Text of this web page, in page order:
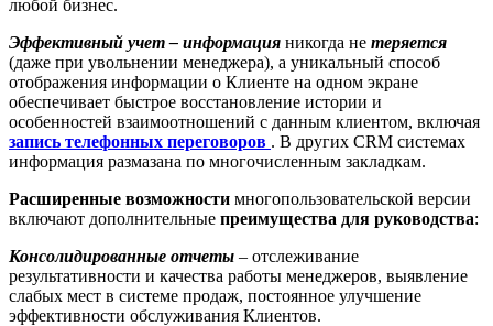
любой бизнес.
Эффективный учет – информация никогда не теряется
(даже при увольнении менеджера), а уникальный способ
отображения информации о Клиенте на одном экране
обеспечивает быстрое восстановление истории и
особенностей взаимоотношений с данным клиентом, включая
запись телефонных переговоров . В других CRM системах
информация размазана по многочисленным закладкам.
Расширенные возможности многопользовательской версии
включают дополнительные преимущества для руководства:
Консолидированные отчеты – отслеживание
результативности и качества работы менеджеров, выявление
слабых мест в системе продаж, постоянное улучшение
эффективности обслуживания Клиентов.